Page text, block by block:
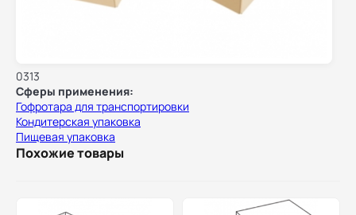
0313
Сферы применения:
Гофротара для транспортировки
Кондитерская упаковка
Пищевая упаковка
Похожие товары